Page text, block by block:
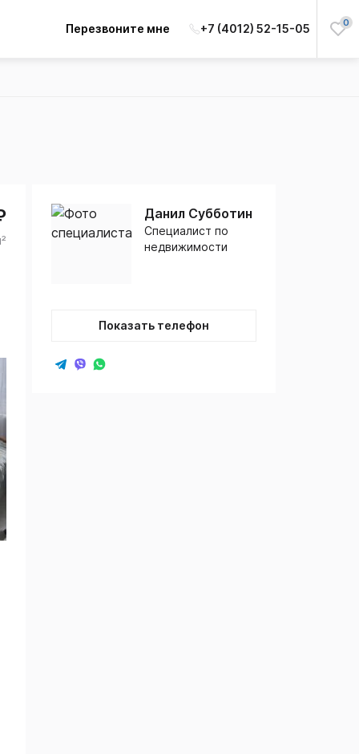
Перезвоните мне +7 (4012) 52-15-05 0
Данил Субботин
Специалист по
недвижимости
Показать телефон